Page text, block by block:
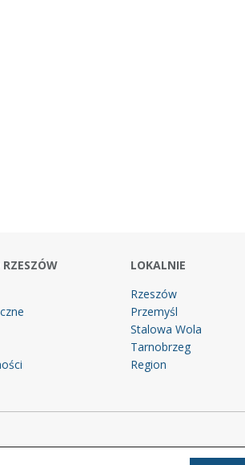
LOKALNIE
Rzeszów
Przemyśl
Stalowa Wola
Tarnobrzeg
Region